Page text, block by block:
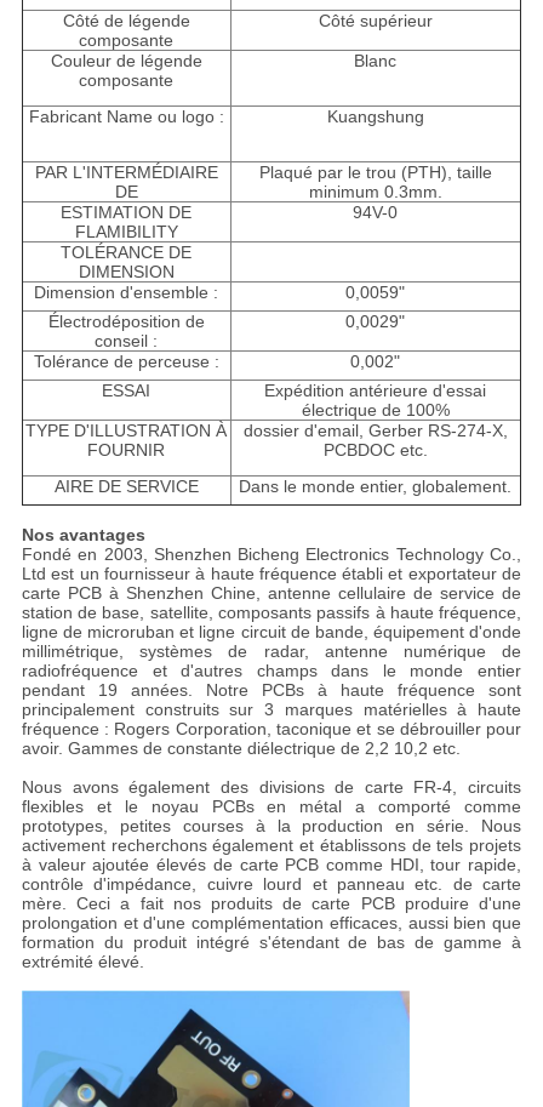
Côté de légende
composante
Côté supérieur
Couleur de légende
composante
Blanc
Fabricant Name ou logo : Kuangshung
PAR L'INTERMÉDIAIRE
DE
Plaqué par le trou (PTH), taille
minimum 0.3mm.
ESTIMATION DE
FLAMIBILITY
94V-0
TOLÉRANCE DE
DIMENSION
Dimension d'ensemble :
0,0059"
Électrodéposition de
conseil :
0,0029"
Tolérance de perceuse :
0,002"
ESSAI
Expédition antérieure d'essai
électrique de 100%
TYPE D'ILLUSTRATION À
FOURNIR
dossier d'email, Gerber RS-274-X,
PCBDOC etc.
AIRE DE SERVICE
Dans le monde entier, globalement.
Nos avantages
Fondé en 2003, Shenzhen Bicheng Electronics Technology Co.,
Ltd est un fournisseur à haute fréquence établi et exportateur de
carte PCB à Shenzhen Chine, antenne cellulaire de service de
station de base, satellite, composants passifs à haute fréquence,
ligne de microruban et ligne circuit de bande, équipement d'onde
millimétrique, systèmes de radar, antenne numérique de
radiofréquence et d'autres champs dans le monde entier
pendant 19 années. Notre PCBs à haute fréquence sont
principalement construits sur 3 marques matérielles à haute
fréquence : Rogers Corporation, taconique et se débrouiller pour
avoir. Gammes de constante diélectrique de 2,2 10,2 etc.
Nous avons également des divisions de carte FR-4, circuits
flexibles et le noyau PCBs en métal a comporté comme
prototypes, petites courses à la production en série. Nous
activement recherchons également et établissons de tels projets
à valeur ajoutée élevés de carte PCB comme HDI, tour rapide,
contrôle d'impédance, cuivre lourd et panneau etc. de carte
mère. Ceci a fait nos produits de carte PCB produire d'une
prolongation et d'une complémentation efficaces, aussi bien que
formation du produit intégré s'étendant de bas de gamme à
extrémité élevé.